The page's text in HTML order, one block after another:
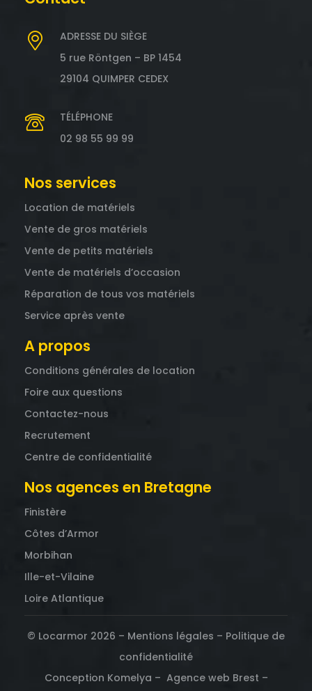
ADRESSE DU SIÈGE
5 rue Röntgen – BP 1454
29104 QUIMPER CEDEX
TÉLÉPHONE
02 98 55 99 99
Nos services
Location de matériels
Vente de gros matériels
Vente de petits matériels
Vente de matériels d’occasion
Réparation de tous vos matériels
Service après vente
A propos
Conditions générales de location
Foire aux questions
Contactez-nous
Recrutement
Centre de confidentialité
Nos agences en Bretagne
Finistère
Côtes d’Armor
Morbihan
Ille-et-Vilaine
Loire Atlantique
© Locarmor 2026 – Mentions légales – Politique de
confidentialité
Conception Komelya – Agence web Brest –